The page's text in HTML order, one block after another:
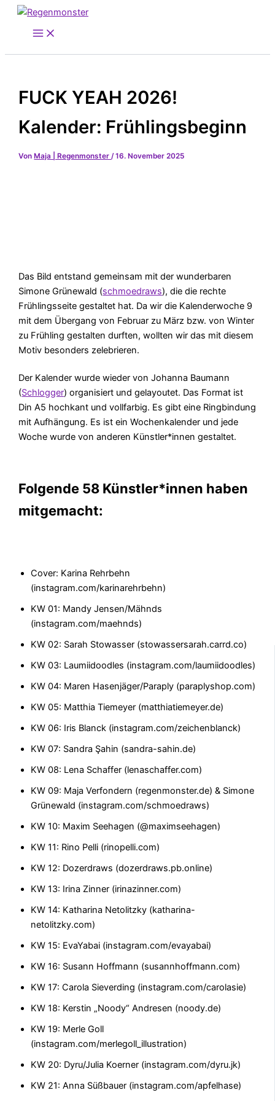
Zum
FUCK YEAH 2026!
Kalender: Frühlingsbeginn
Von Maja | Regenmonster/16. November 2025
Das Bild entstand gemeinsam mit der wunderbaren
Simone Grünewald (schmoedraws), die die rechte
Frühlingsseite gestaltet hat. Da wir die Kalenderwoche 9
mit dem Übergang von Februar zu März bzw. von Winter
zu Frühling gestalten durften, wollten wir das mit diesem
Motiv besonders zelebrieren.
Der Kalender wurde wieder von Johanna Baumann
(Schlogger) organisiert und gelayoutet. Das Format ist
Din A5 hochkant und vollfarbig. Es gibt eine Ringbindung
mit Aufhängung. Es ist ein Wochenkalender und jede
Woche wurde von anderen Künstler*innen gestaltet.
Folgende 58 Künstler*innen haben
mitgemacht:
Cover: Karina Rehrbehn
(instagram.com/karinarehrbehn)
KW 01: Mandy Jensen/Mähnds
(instagram.com/maehnds)
KW 02: Sarah Stowasser (stowassersarah.carrd.co)
KW 03: Laumiidoodles (instagram.com/laumiidoodles)
KW 04: Maren Hasenjäger/Paraply (paraplyshop.com)
KW 05: Matthia Tiemeyer (matthiatiemeyer.de)
KW 06: Iris Blanck (instagram.com/zeichenblanck)
KW 07: Sandra Şahin (sandra-sahin.de)
KW 08: Lena Schaffer (lenaschaffer.com)
KW 09: Maja Verfondern (regenmonster.de) & Simone
Grünewald (instagram.com/schmoedraws)
KW 10: Maxim Seehagen (@maximseehagen)
KW 11: Rino Pelli (rinopelli.com)
KW 12: Dozerdraws (dozerdraws.pb.online)
KW 13: Irina Zinner (irinazinner.com)
KW 14: Katharina Netolitzky (katharina-
netolitzky.com)
KW 15: EvaYabai (instagram.com/evayabai)
KW 16: Susann Hoffmann (susannhoffmann.com)
KW 17: Carola Sieverding (instagram.com/carolasie)
KW 18: Kerstin „Noody“ Andresen (noody.de)
KW 19: Merle Goll
(instagram.com/merlegoll_illustration)
KW 20: Dyru/Julia Koerner (instagram.com/dyru.jk)
KW 21: Anna Süßbauer (instagram.com/apfelhase)